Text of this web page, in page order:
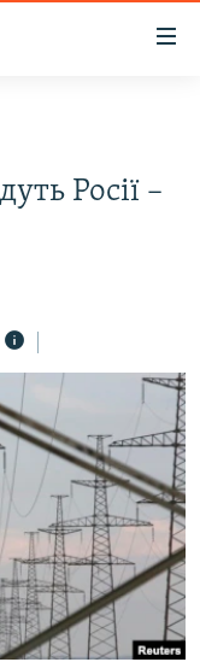
Росії –